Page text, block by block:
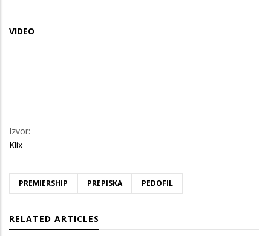
VIDEO
Izvor:
Klix
PREMIERSHIP PREPISKA PEDOFIL
RELATED ARTICLES